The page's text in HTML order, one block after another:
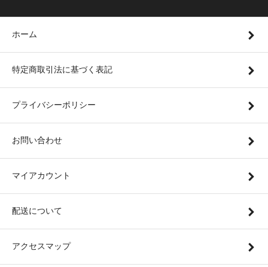
ホーム
特定商取引法に基づく表記
プライバシーポリシー
お問い合わせ
マイアカウント
配送について
アクセスマップ